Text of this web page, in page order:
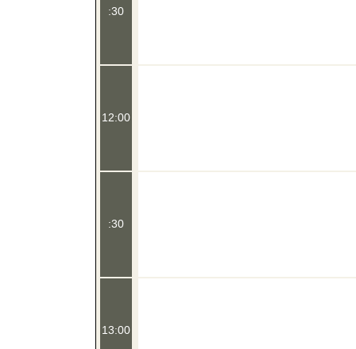
:30
12:00
:30
13:00